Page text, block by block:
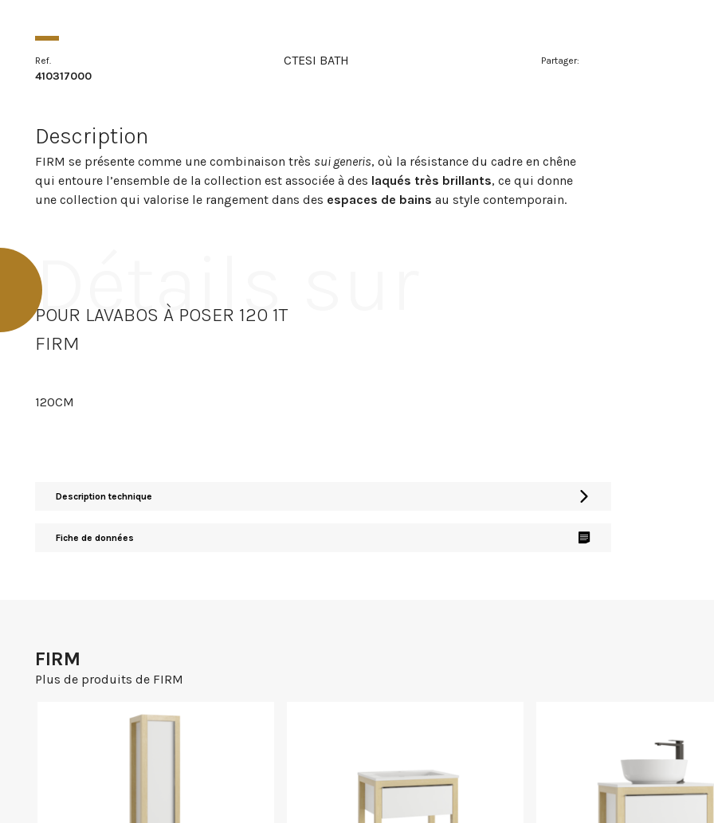
Ref.
410317000
CTESI BATH Partager:
Description
FIRM se présente comme une combinaison très sui generis, où la résistance du cadre en chêne
qui entoure l’ensemble de la collection est associée à des laqués très brillants, ce qui donne
une collection qui valorise le rangement dans des espaces de bains au style contemporain.
Détails sur
POUR LAVABOS À POSER 120 1T
FIRM
120CM
Description technique
Fiche de données
FIRM
Plus de produits de FIRM